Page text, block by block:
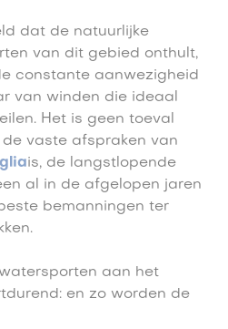
dat de natuurlijke
van dit gebied onthult,
constante aanwezigheid
van winden die ideaal
Het is geen toeval
de vaste afspraken van
is, de langstlopende
al in de afgelopen jaren
bemanningen ter
aan het
en zo worden de